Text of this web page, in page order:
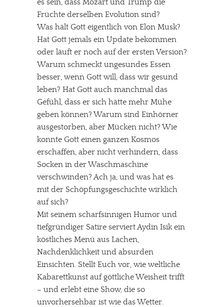
es sein, dass Mozart und Trump die
Früchte derselben Evolution sind?
Was hält Gott eigentlich von Elon Musk?
Hat Gott jemals ein Update bekommen
oder läuft er noch auf der ersten Version?
Warum schmeckt ungesundes Essen
besser, wenn Gott will, dass wir gesund
leben? Hat Gott auch manchmal das
Gefühl, dass er sich hätte mehr Mühe
geben können? Warum sind Einhörner
ausgestorben, aber Mücken nicht? Wie
konnte Gott einen ganzen Kosmos
erschaffen, aber nicht verhindern, dass
Socken in der Waschmaschine
verschwinden? Ach ja, und was hat es
mit der Schöpfungsgeschichte wirklich
auf sich?
Mit seinem scharfsinnigen Humor und
tiefgründiger Satire serviert Aydin Isik ein
köstliches Menü aus Lachen,
Nachdenklichkeit und absurden
Einsichten. Stellt Euch vor, wie weltliche
Kabarettkunst auf göttliche Weisheit trifft
– und erlebt eine Show, die so
unvorhersehbar ist wie das Wetter.